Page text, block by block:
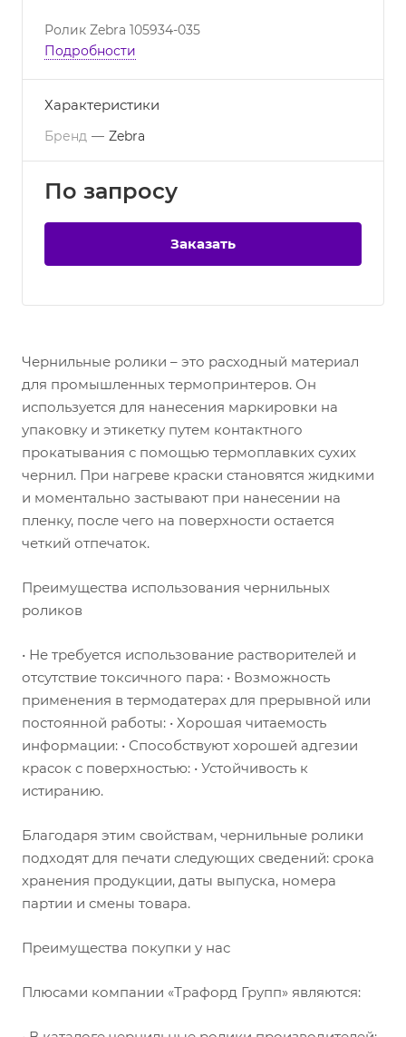
Ролик Zebra 105934-035
Подробности
Характеристики
Бренд — Zebra
По запросу
Заказать
Чернильные ролики – это расходный материал
для промышленных термопринтеров. Он
используется для нанесения маркировки на
упаковку и этикетку путем контактного
прокатывания с помощью термоплавких сухих
чернил. При нагреве краски становятся жидкими
и моментально застывают при нанесении на
пленку, после чего на поверхности остается
четкий отпечаток.
Преимущества использования чернильных
роликов
• Не требуется использование растворителей и
отсутствие токсичного пара: • Возможность
применения в термодатерах для прерывной или
постоянной работы: • Хорошая читаемость
информации: • Способствуют хорошей адгезии
красок с поверхностью: • Устойчивость к
истиранию.
Благодаря этим свойствам, чернильные ролики
подходят для печати следующих сведений: срока
хранения продукции, даты выпуска, номера
партии и смены товара.
Преимущества покупки у нас
Плюсами компании «Трафорд Групп» являются: